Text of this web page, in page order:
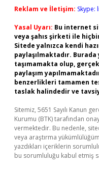
Reklam ve İletişim: Skype:
Yasal Uyarı: Bu internet
veya şahıs şirketi ile
Sitede yalnızca kendi
paylaşılmaktadır.
taşımamakta olup,
paylaşım
benzerlikleri tamamen
taslak halindedir ve
Sitemiz, 5651 Sayılı Kanun
Kurumu (BTK) tarafından
vermektedir. Bu nedenle,
veya araştırma
yazdıkları içeriklerin
bu sorumluluğu kabul etmiş